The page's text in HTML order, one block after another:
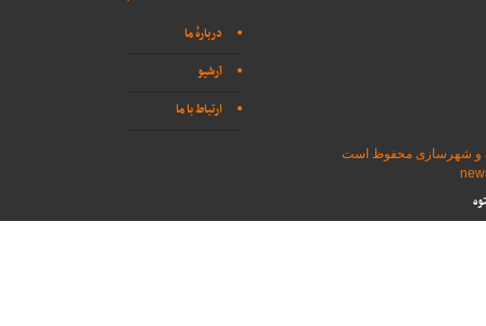
دربارهٔ ما
آرشیو
ارتباط با ما
و شهرسازی محفوظ است